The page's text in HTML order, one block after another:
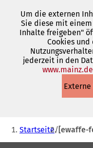
Um die externen
Sie diese mit
Inhalte freigeben"
Cookies
jederzeit in den
Sie
befinden
Startseite [ewaffe-